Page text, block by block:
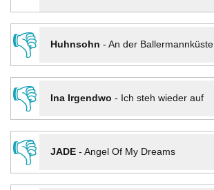
👎
Huhnsohn - An der Ballermannküste
👎
Ina Irgendwo - Ich steh wieder auf
👎
JADE- Angel Of My Dreams